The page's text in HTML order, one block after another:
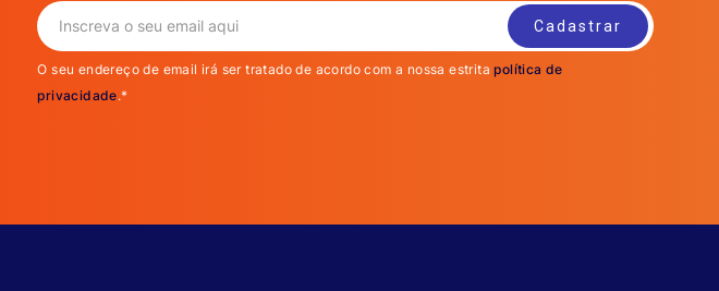
O seu endereço de email irá ser tratado de acordo com a nossa estritapolítica de
privacidade.*